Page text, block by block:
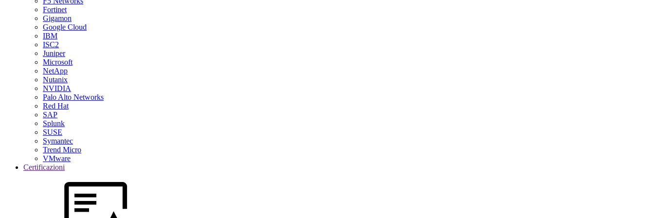
Fortinet
Gigamon
Google Cloud
IBM
ISC2
Juniper
Microsoft
NetApp
Nutanix
NVIDIA
Palo Alto Networks
Red Hat
SAP
Splunk
SUSE
Symantec
Trend Micro
VMware
Certificazioni